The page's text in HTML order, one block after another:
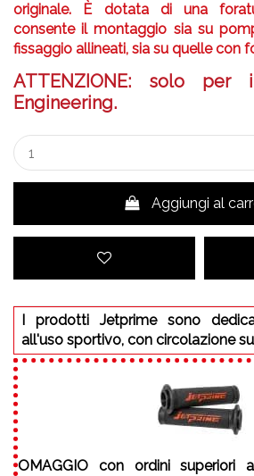
originale. È dotata di una
consente il montaggio sia su
fissaggio allineati, sia su quelle con
ATTENZIONE: solo per
Engineering.
Aggiungi al
I prodotti Jetprime sono
all'uso sportivo, con circolazione
OMAGGIO con ordini superiori